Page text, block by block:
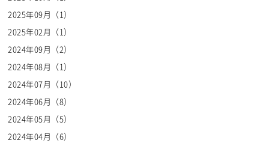
2025年09月（1）
2025年02月（1）
2024年09月（2）
2024年08月（1）
2024年07月（10）
2024年06月（8）
2024年05月（5）
2024年04月（6）
コメント頂き、ありがとうございます。
弊社にて内容を確認の上、掲載させて頂きます。